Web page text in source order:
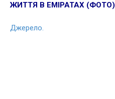
ЖИТТЯ В ЕМІРАТАХ (ФОТО)
Джерело.